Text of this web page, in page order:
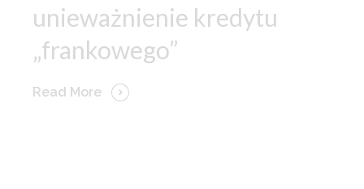
unieważnienie kredytu
„frankowego”
Read More